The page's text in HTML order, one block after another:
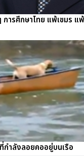
รศึกษาไทย แพ้เขมร แ
กำลังลอยคออยู่บนเรือ